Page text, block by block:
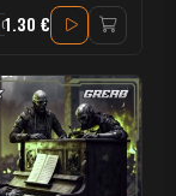
G#1.30 €